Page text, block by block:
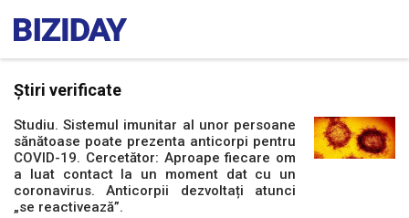
Știri verificate
Studiu. Sistemul imunitar al unor persoane
sănătoase poate prezenta anticorpi pentru
COVID-19. Cercetător: Aproape fiecare om
a luat contact la un moment dat cu un
coronavirus. Anticorpii dezvoltați atunci
„se reactivează”.